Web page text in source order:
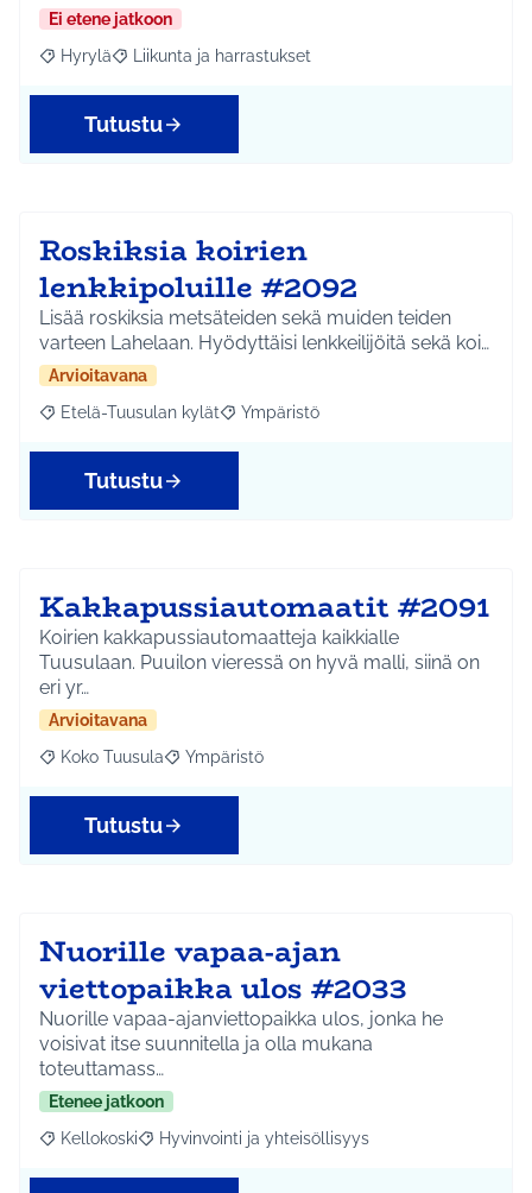
Ei etene jatkoon
Rajaa tulokset aihepiirin mukaan: Hyrylä
Hyrylä Rajaa tulokset teeman mukaan: Liikunta ja
Liikunta ja harrastukset
Tutustu
Roskiksia koirien
lenkkipoluille #2092
Lisää roskiksia metsäteiden sekä muiden teiden
varteen Lahelaan. Hyödyttäisi lenkkeilijöitä sekä koi…
Arvioitavana
Rajaa tulokset aihepiirin mukaan: Etelä-Tuusulan kylät
Etelä-Tuusulan kylät Rajaa tulokset teeman mukaan:
Ympäristö
Tutustu
Kakkapussiautomaatit #2091
Koirien kakkapussiautomaatteja kaikkialle
Tuusulaan. Puuilon vieressä on hyvä malli, siinä on
eri yr…
Arvioitavana
Rajaa tulokset aihepiirin mukaan: Koko Tuusula
Koko Tuusula Rajaa tulokset teeman mukaan: Ympäristö
Ympäristö
Tutustu
Nuorille vapaa-ajan
viettopaikka ulos #2033
Nuorille vapaa-ajanviettopaikka ulos, jonka he
voisivat itse suunnitella ja olla mukana
toteuttamass…
Etenee jatkoon
Rajaa tulokset aihepiirin mukaan: Kellokoski
Kellokoski Rajaa tulokset teeman mukaan: Hyvinvointi ja
Hyvinvointi ja yhteisöllisyys